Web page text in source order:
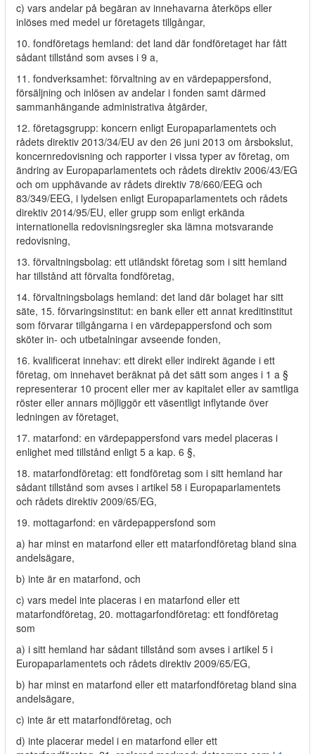
c) vars andelar på begäran av innehavarna återköps eller
inlöses med medel ur företagets tillgångar,
10. fondföretags hemland: det land där fondföretaget har fått
sådant tillstånd som avses i 9 a,
11. fondverksamhet: förvaltning av en värdepappersfond,
försäljning och inlösen av andelar i fonden samt därmed
sammanhängande administrativa åtgärder,
12. företagsgrupp: koncern enligt Europaparlamentets och
rådets direktiv 2013/34/EU av den 26 juni 2013 om årsbokslut,
koncernredovisning och rapporter i vissa typer av företag, om
ändring av Europaparlamentets och rådets direktiv 2006/43/EG
och om upphävande av rådets direktiv 78/660/EEG och
83/349/EEG, i lydelsen enligt Europaparlamentets och rådets
direktiv 2014/95/EU, eller grupp som enligt erkända
internationella redovisningsregler ska lämna motsvarande
redovisning,
13. förvaltningsbolag: ett utländskt företag som i sitt hemland
har tillstånd att förvalta fondföretag,
14. förvaltningsbolags hemland: det land där bolaget har sitt
säte, 15. förvaringsinstitut: en bank eller ett annat kreditinstitut
som förvarar tillgångarna i en värdepappersfond och som
sköter in- och utbetalningar avseende fonden,
16. kvalificerat innehav: ett direkt eller indirekt ägande i ett
företag, om innehavet beräknat på det sätt som anges i 1 a §
representerar 10 procent eller mer av kapitalet eller av samtliga
röster eller annars möjliggör ett väsentligt inflytande över
ledningen av företaget,
17. matarfond: en värdepappersfond vars medel placeras i
enlighet med tillstånd enligt 5 a kap. 6 §,
18. matarfondföretag: ett fondföretag som i sitt hemland har
sådant tillstånd som avses i artikel 58 i Europaparlamentets
och rådets direktiv 2009/65/EG,
19. mottagarfond: en värdepappersfond som
a) har minst en matarfond eller ett matarfondföretag bland sina
andelsägare,
b) inte är en matarfond, och
c) vars medel inte placeras i en matarfond eller ett
matarfondföretag, 20. mottagarfondföretag: ett fondföretag
som
a) i sitt hemland har sådant tillstånd som avses i artikel 5 i
Europaparlamentets och rådets direktiv 2009/65/EG,
b) har minst en matarfond eller ett matarfondföretag bland sina
andelsägare,
c) inte är ett matarfondföretag, och
d) inte placerar medel i en matarfond eller ett